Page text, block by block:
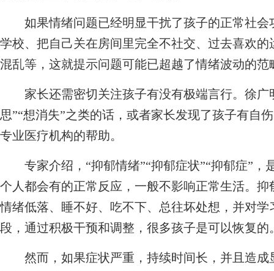
如果情绪问题已经明显干扰了孩子的正常社会
学校、把自己关在房间里完全不社交、过去喜欢
混乱等，这就提示问题可能已超越了情绪波动的范
家长还需密切关注孩子有没有极端言行。徐广
思”“想消失”之类的话，或者家长发现了孩子有自
专业医疗机构的帮助。
专家介绍，“抑郁情绪”“抑郁症状”“抑郁症”，
个人都会有的正常反应，一般不影响正常生活。
情绪低落、睡不好、吃不下、总往坏处想，并对
段，通过积极干预和调整，很多孩子是可以恢复的
然而，如果症状严重，持续时间长，并且造成